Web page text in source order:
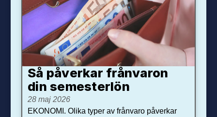
Så påverkar från­varon
din semester­lön
28 maj 2026
EKONOMI. Olika typer av frånvaro påverkar